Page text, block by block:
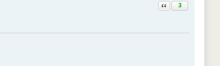
Ответить с цитатой
3